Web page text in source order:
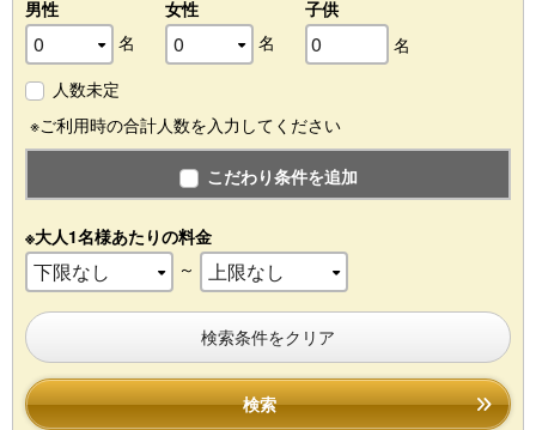
男性
名
女性
名
子供
名
人数未定
※ご利用時の合計人数を入力してください
こだわり条件を追加
※大人1名様あたりの料金
～
検索条件をクリア
検索